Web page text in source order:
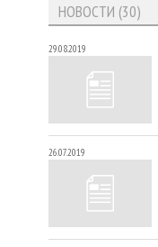
НОВОСТИ (30)
29.08.2019
26.07.2019